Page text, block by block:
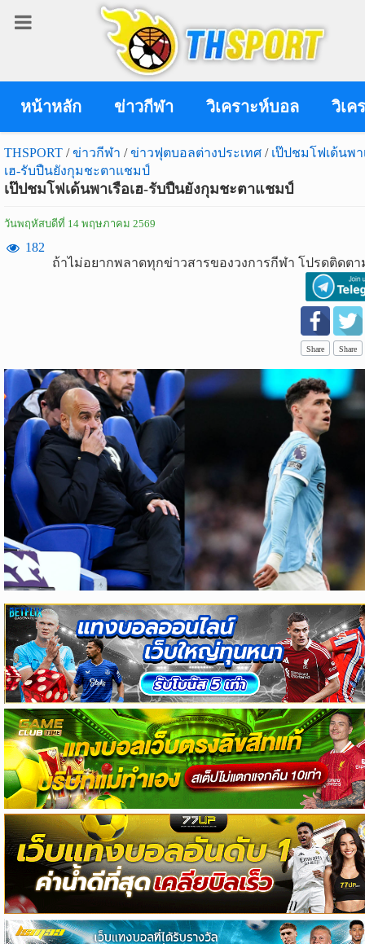
หน้าหลัก ข่าวกีฬา วิเคราะห์บอล วิเค
THSPORT / ข่าวกีฬา / ข่าวฟุตบอลต่างประเทศ / เป๊ปชมโฟเด้นพา
เฮ-รับปืนยังกุมชะตาแชมป์
เป๊ปชมโฟเด้นพาเรือเฮ-รับปืนยังกุมชะตาแชมป์
วันพฤหัสบดีที่ 14 พฤษภาคม 2569
182
ถ้าไม่อยากพลาดทุกข่าวสารของวงการกีฬา โปรดติดตา
Share Share
เข้า
เข้าสู่ระบบ
เข้าสู่ระบบด้วย facebook
สมัคร
สมาชิก
ข่าว
บอล
ไทย
ข่าว
ฟุตบอล
ต่าง
ประเทศ
ข่าว
NBA
ข่าว
NFL
คอ
ลัม
นิ
สต์
วิเคราะห์
บอล
วิเคราะห์
NFL
วิเคราะห์
NBA